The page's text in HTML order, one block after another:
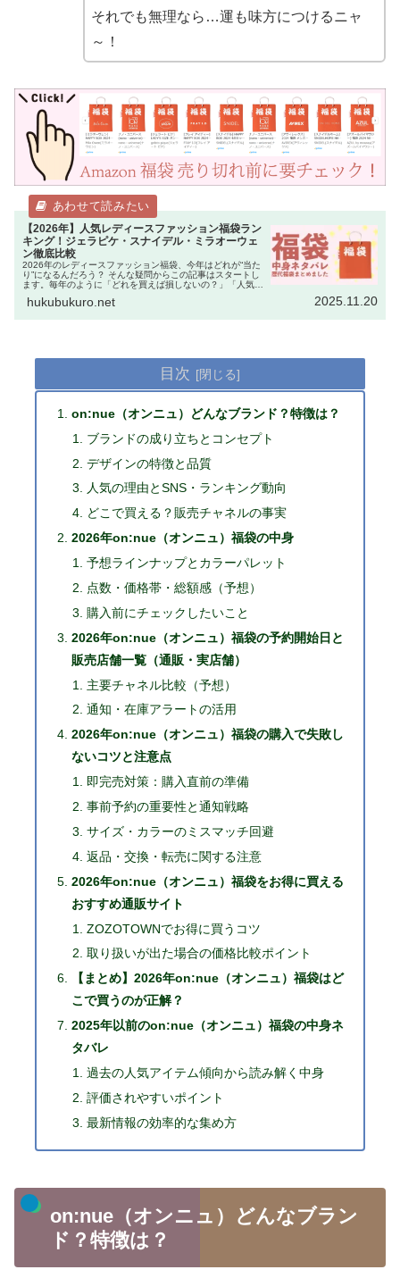
それでも無理なら…運も味方につけるニャ
～！
【2026年】人気レディースファッション福袋ラン
キング！ジェラピケ・スナイデル・ミラオーウェ
ン徹底比較
2026年のレディースファッション福袋、今年はどれが“当た
り”になるんだろう？ そんな疑問からこの記事はスタートし
ます。毎年のように「どれを買えば損しないの？」「人気ブ
聞きます。 実際、…
hukubukuro.net 2025.11.20
目次
on:nue（オンニュ）どんなブランド？特徴は？
ブランドの成り立ちとコンセプト
デザインの特徴と品質
人気の理由とSNS・ランキング動向
どこで買える？販売チャネルの事実
2026年on:nue（オンニュ）福袋の中身
予想ラインナップとカラーパレット
点数・価格帯・総額感（予想）
購入前にチェックしたいこと
2026年on:nue（オンニュ）福袋の予約開始日と
販売店舗一覧（通販・実店舗）
主要チャネル比較（予想）
通知・在庫アラートの活用
2026年on:nue（オンニュ）福袋の購入で失敗し
ないコツと注意点
即完売対策：購入直前の準備
事前予約の重要性と通知戦略
サイズ・カラーのミスマッチ回避
返品・交換・転売に関する注意
2026年on:nue（オンニュ）福袋をお得に買える
おすすめ通販サイト
ZOZOTOWNでお得に買うコツ
取り扱いが出た場合の価格比較ポイント
【まとめ】2026年on:nue（オンニュ）福袋はど
こで買うのが正解？
2025年以前のon:nue（オンニュ）福袋の中身ネ
タバレ
過去の人気アイテム傾向から読み解く中身
評価されやすいポイント
最新情報の効率的な集め方
on:nue（オンニュ）どんなブラン
ド？特徴は？